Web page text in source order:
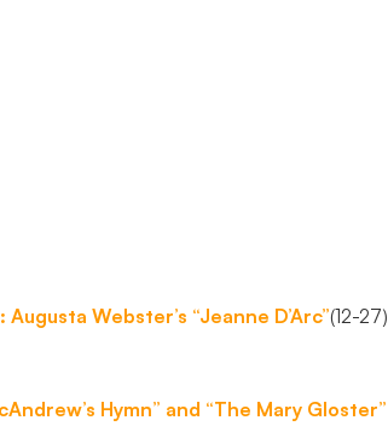
Webster’s “Jeanne D’Arc”(12-27)
Hymn” and “The Mary Gloster”
strona jest